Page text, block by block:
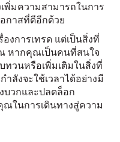
พิ่มความสามารถในการ
กาสที่ดีอีกด้วย
งการเทรด แต่เป็นสิ่งที่
หากคุณเป็นคนที่สนใจ
วนหรือเพิ่มเติมในสิ่งที่
ลังจะใช้เวลาได้อย่างมี
บวกและปลดล็อก
ในการเดินทางสู่ความ